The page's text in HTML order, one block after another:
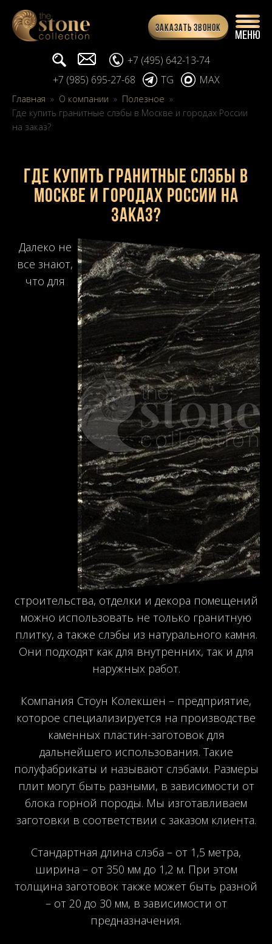
Заказать звонок
Поиск... info@stone-collection.ru
+7 (495) 642-13-74
+7 (985) 695-27-68
TG MAX
Главная » О компании » Полезное »
Где купить гранитные слэбы в Москве и городах России
на заказ?
Где купить гранитные слэбы в
Москве и городах России на
заказ?
Далеко не
все знают,
что для
строительства, отделки и декора помещений
можно использовать не только гранитную
плитку, а также слэбы из натурального камня.
Они подходят как для внутренних, так и для
наружных работ.
Компания Стоун Колекшен – предприятие,
которое специализируется на производстве
каменных пластин-заготовок для
дальнейшего использования. Такие
полуфабрикаты и называют слэбами. Размеры
плит могут быть разными, в зависимости от
блока горной породы. Мы изготавливаем
заготовки в соответствии с заказом клиента.
Стандартная длина слэба – от 1,5 метра,
ширина – от 350 мм до 1,2 м. При этом
толщина заготовок также может быть разной
– от 20 до 30 мм, в зависимости от
предназначения.